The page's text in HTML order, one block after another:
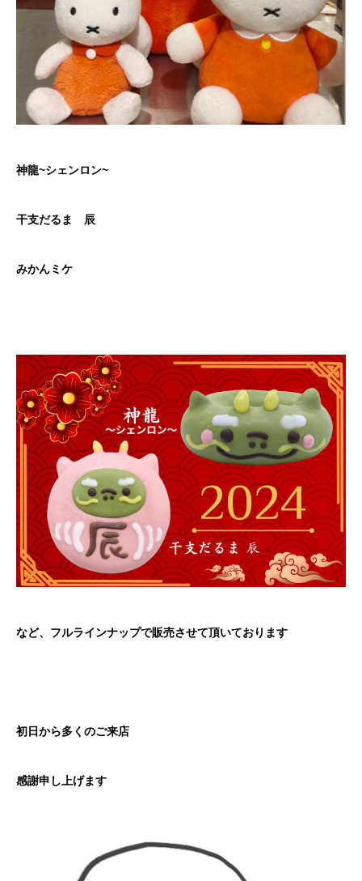
神龍~シェンロン~
干支だるま 辰
みかんミケ
など、フルラインナップで販売させて頂いております
初日から多くのご来店
感謝申し上げます